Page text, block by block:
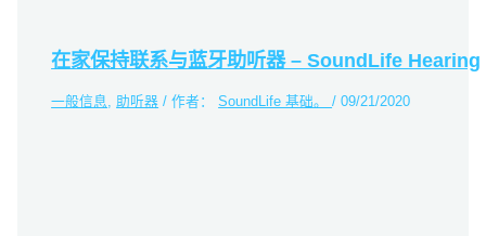
在家保持联系与蓝牙助听器 – SoundLife Hearing
一般信息 助听器 / 作者： SoundLife 基础。/09/21/2020